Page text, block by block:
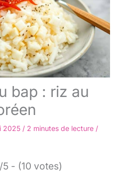
bap : riz au
2025 / 2 minutes de lecture /
- (10 votes)